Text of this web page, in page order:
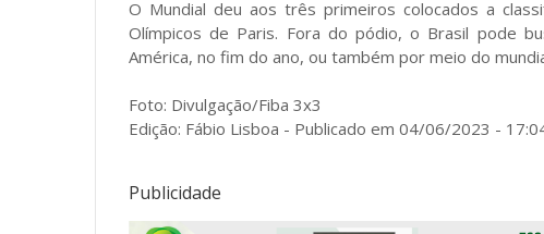
O Mundial deu aos três primeiros colocados a
Olímpicos de Paris. Fora do pódio, o Brasil pode
América, no fim do ano, ou também por meio do
Foto: Divulgação/Fiba 3x3
Edição: Fábio Lisboa - Publicado em 04/06/2023 -
Publicidade